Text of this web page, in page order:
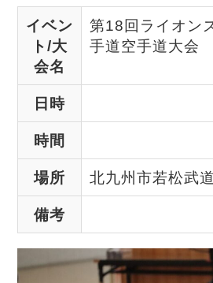
イベン
ト/大
会名
第18回ライオン
手道空手道大会
日時
時間
場所 北九州市若松武
備考